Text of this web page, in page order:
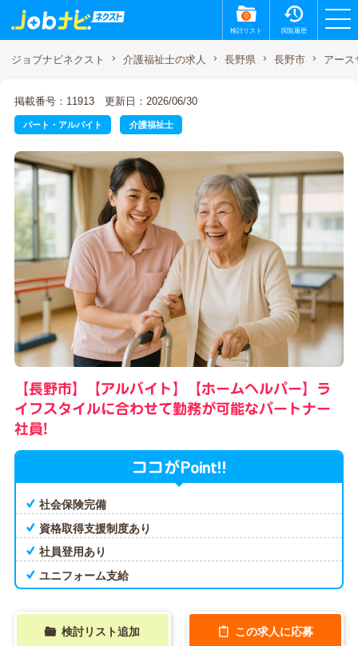
0
検討リスト 閲覧履歴
ジョブナビネクスト 介護福祉士の求人 長野県 長野市 アース
掲載番号：11913 更新日：2026/06/30
パート・アルバイト 介護福祉士
【長野市】【アルバイト】【ホームヘルパー】ラ
イフスタイルに合わせて勤務が可能なパートナー
社員!
ココがPoint!!
社会保険完備
資格取得支援制度あり
社員登用あり
ユニフォーム支給
検討リスト追加 この求人に応募